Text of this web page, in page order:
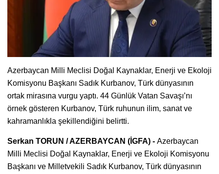
Azerbaycan Milli Meclisi Doğal Kaynaklar, Enerji ve Ekoloji
Komisyonu Başkanı Sadık Kurbanov, Türk dünyasının
ortak mirasına vurgu yaptı. 44 Günlük Vatan Savaşı’nı
örnek gösteren Kurbanov, Türk ruhunun ilim, sanat ve
kahramanlıkla şekillendiğini belirtti.
Serkan TORUN / AZERBAYCAN (İGFA) - Azerbaycan
Milli Meclisi Doğal Kaynaklar, Enerji ve Ekoloji Komisyonu
Başkanı ve Milletvekili Sadık Kurbanov, Türk dünyasının